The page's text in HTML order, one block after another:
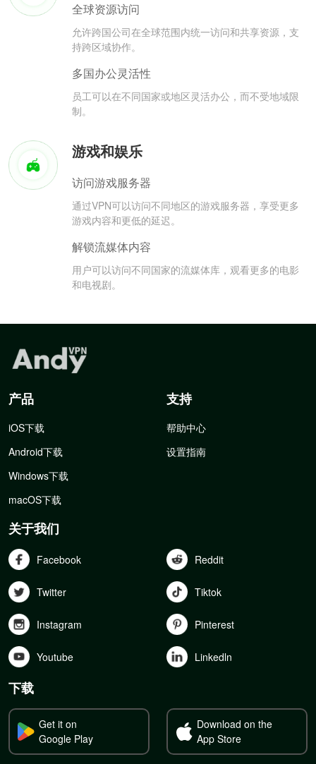
全球资源访问
允许跨国公司在全球范围内统一访问和共享资源，支
持跨区域协作。
多国办公灵活性
员工可以在不同国家或地区灵活办公，而不受地域限
制。
游戏和娱乐
访问游戏服务器
通过VPN可以访问不同地区的游戏服务器，享受更多
游戏内容和更低的延迟。
解锁流媒体内容
用户可以访问不同国家的流媒体库，观看更多的电影
和电视剧。
产品
iOS下载
Android下载
Windows下载
macOS下载
支持
帮助中心
设置指南
关于我们
Facebook Reddit
Twitter Tiktok
Instagram Pinterest
Youtube Linkedln
下载
Get it on
Google Play
Download on the
App Store